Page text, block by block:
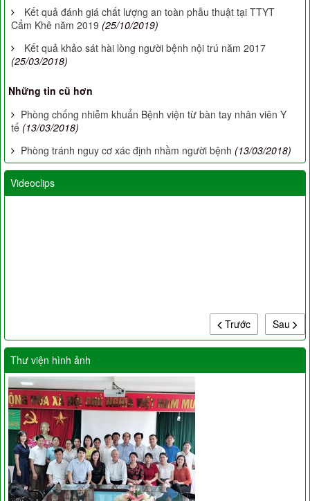
Kết quả đánh giá chất lượng an toàn phẫu thuật tại TTYT
Cẩm Khê năm 2019 (25/10/2019)
Kết quả khảo sát hài lòng người bệnh nội trú năm 2017
(25/03/2018)
Những tin cũ hơn
Phòng chống nhiễm khuẩn Bệnh viện từ bàn tay nhân viên Y
tế (13/03/2018)
Phòng tránh nguy cơ xác định nhầm người bệnh (13/03/2018)
Videoclips
Sau
Trước
Thư viện hình ảnh